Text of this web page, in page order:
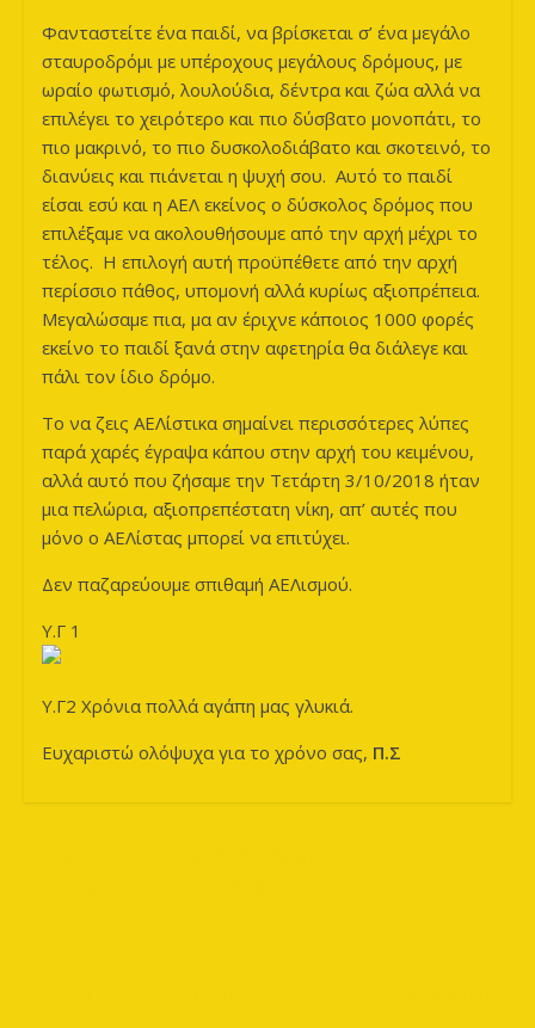
Φανταστείτε ένα παιδί, να βρίσκεται σ’ ένα μεγάλο
σταυροδρόμι με υπέροχους μεγάλους δρόμους, με
ωραίο φωτισμό, λουλούδια, δέντρα και ζώα αλλά να
επιλέγει το χειρότερο και πιο δύσβατο μονοπάτι, το
πιο μακρινό, το πιο δυσκολοδιάβατο και σκοτεινό, το
διανύεις και πιάνεται η ψυχή σου. Αυτό το παιδί
είσαι εσύ και η ΑΕΛ εκείνος ο δύσκολος δρόμος που
επιλέξαμε να ακολουθήσουμε από την αρχή μέχρι το
τέλος. Η επιλογή αυτή προϋπέθετε από την αρχή
περίσσιο πάθος, υπομονή αλλά κυρίως αξιοπρέπεια.
Μεγαλώσαμε πια, μα αν έριχνε κάποιος 1000 φορές
εκείνο το παιδί ξανά στην αφετηρία θα διάλεγε και
πάλι τον ίδιο δρόμο.
Το να ζεις ΑΕΛίστικα σημαίνει περισσότερες λύπες
παρά χαρές έγραψα κάπου στην αρχή του κειμένου,
αλλά αυτό που ζήσαμε την Τετάρτη 3/10/2018 ήταν
μια πελώρια, αξιοπρεπέστατη νίκη, απ’ αυτές που
μόνο ο ΑΕΛίστας μπορεί να επιτύχει.
Δεν παζαρεύουμε σπιθαμή ΑΕΛισμού.
Υ.Γ 1
Υ.Γ2 Χρόνια πολλά αγάπη μας γλυκιά.
Ευχαριστώ ολόψυχα για το χρόνο σας, Π.Σ